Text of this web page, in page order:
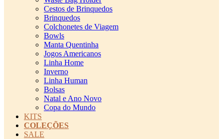
Cestos de Brinquedos
Brinquedos
Colchonetes de Viagem
Bowls
Manta Quentinha
Jogos Americanos
Linha Home
Inverno
Linha Human
Bolsas
Natal e Ano Novo
Copa do Mundo
KITS
COLEÇÕES
SALE